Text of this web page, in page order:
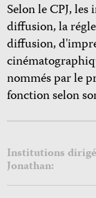
Selon le CPJ,
diffusion, la
diffusion,
nommés par le
fonction selon
Institutions
Jonathan: